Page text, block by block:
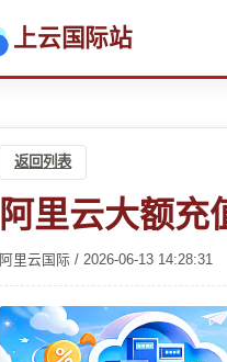
上云国际站
返回列表
阿里云大额充
阿里云国际 / 2026-06-13 14:28:31